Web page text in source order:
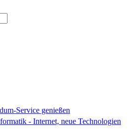
Service genießen
- Internet, neue Technologien